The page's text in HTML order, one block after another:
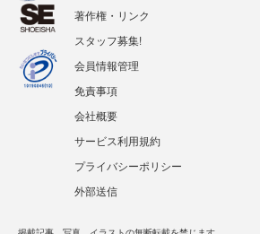
著作権・リンク
スタッフ募集!
会員情報管理
免責事項
会社概要
サービス利用規約
プライバシーポリシー
外部送信